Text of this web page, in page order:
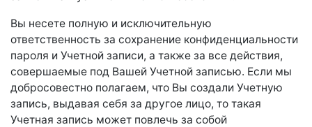
Вы несете полную и исключительную
ответственность за сохранение конфиденциальности
пароля и Учетной записи, а также за все действия,
совершаемые под Вашей Учетной записью. Если мы
добросовестно полагаем, что Вы создали Учетную
запись, выдавая себя за другое лицо, то такая
Учетная запись может повлечь за собой